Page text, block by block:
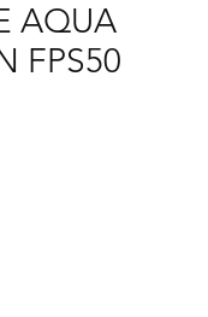
AQUA
FPS50